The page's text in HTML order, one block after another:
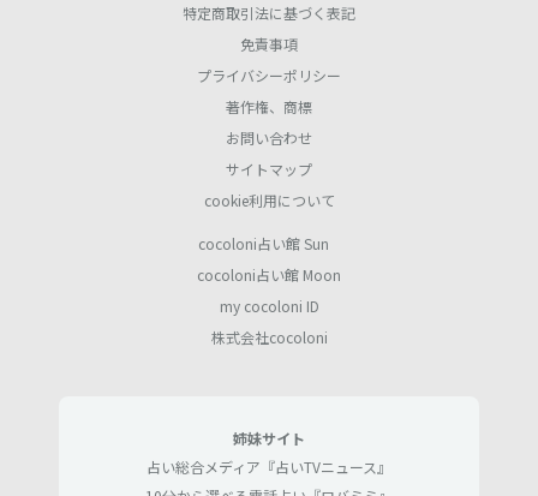
特定商取引法に基づく表記
免責事項
プライバシーポリシー
著作権、商標
お問い合わせ
サイトマップ
cookie利用について
cocoloni占い館 Sun
cocoloni占い館 Moon
my cocoloni ID
株式会社cocoloni
姉妹サイト
占い総合メディア『占いTVニュース』